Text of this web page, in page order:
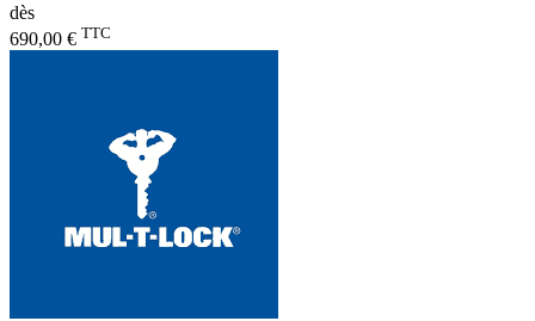
dès
690,00 € TTC